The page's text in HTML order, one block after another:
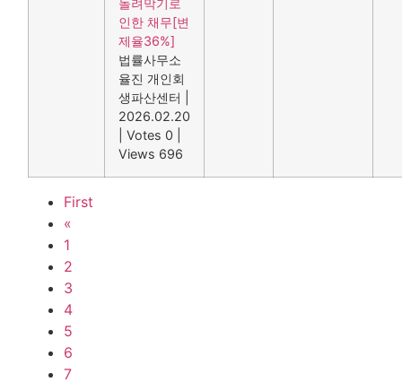
돌려막기로
인한 채무[변
제율36%]
법률사무소
율진 개인회
생파산센터
2026.02.20
Votes 0
Views 696
First
«
1
2
3
4
5
6
7